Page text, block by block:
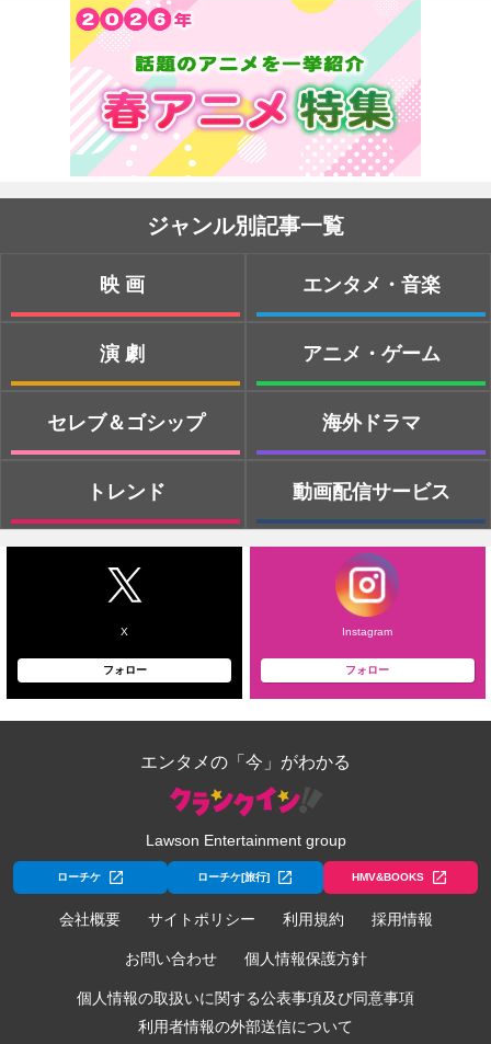
ジャンル別記事一覧
映画
演劇
セレブ＆ゴシップ
トレンド
エンタメ・音楽
アニメ・ゲーム
海外ドラマ
動画配信サービス
X
フォロー
Instagram
フォロー
エンタメの「今」がわかる
Lawson Entertainment group
ローチケ ローチケ[旅行] HMV&BOOKS
会社概要 サイトポリシー 利用規約 採用情報
お問い合わせ 個人情報保護方針
個人情報の取扱いに関する公表事項及び同意事項
利用者情報の外部送信について